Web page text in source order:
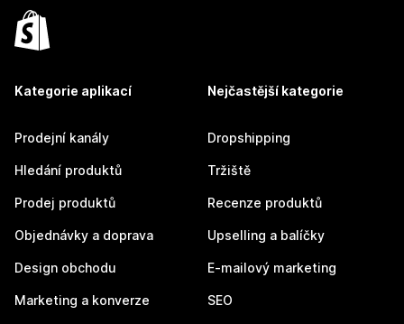
Kategorie aplikací
Prodejní kanály
Hledání produktů
Prodej produktů
Objednávky a doprava
Design obchodu
Marketing a konverze
Nejčastější kategorie
Dropshipping
Tržiště
Recenze produktů
Upselling a balíčky
E-mailový marketing
SEO